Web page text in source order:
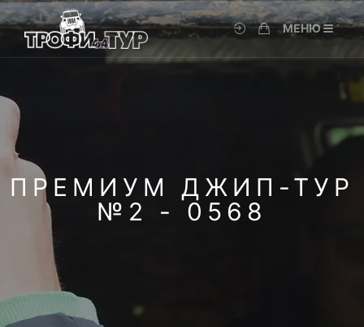
МЕНЮ
ПРЕМИУМ ДЖИП-ТУР
№2 - 0568